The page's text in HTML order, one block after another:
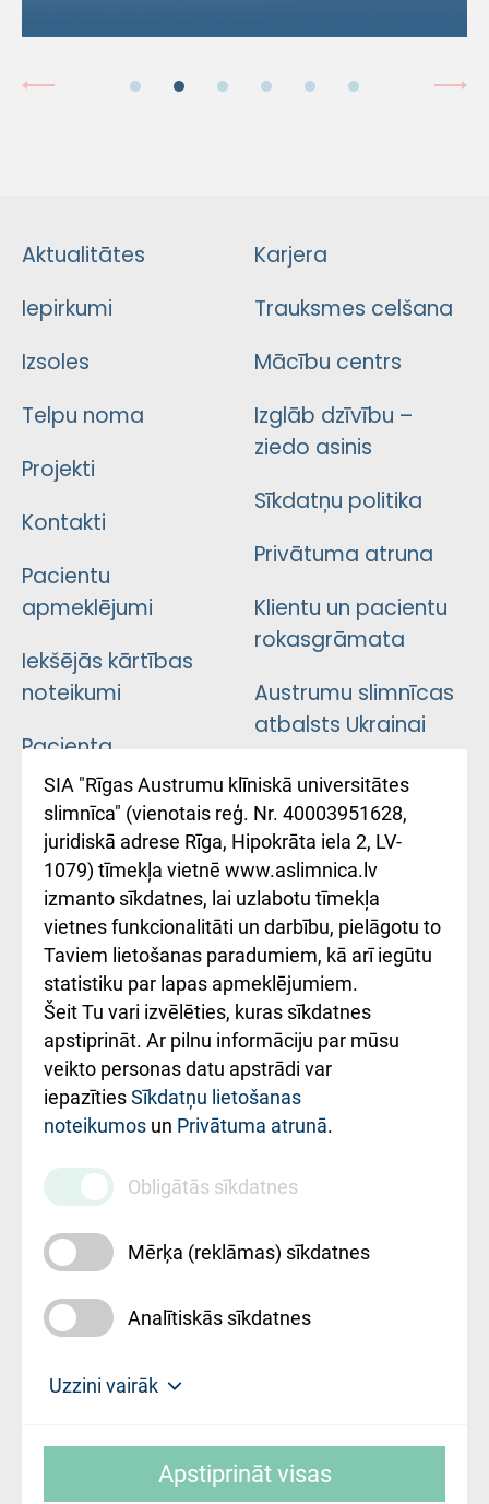
Aktualitātes
Iepirkumi
Izsoles
Telpu noma
Projekti
Kontakti
Pacientu
apmeklējumi
Iekšējās kārtības
noteikumi
Pacienta
atsauksmju/sūdzību
iesniegšanas
kārtība
Kā pie mums nokļūt
Rēķinu apmaksas
ceļvedis
Rekvizīti un
ārstniecības
iestādes kods
010000234
Maksas
pakalpojumu
cenrādis
Karjera
Trauksmes celšana
Mācību centrs
Izglāb dzīvību –
ziedo asinis
Sīkdatņu politika
Privātuma atruna
Klientu un pacientu
rokasgrāmata
Austrumu slimnīcas
atbalsts Ukrainai
Підтримка Східної
лікарні та співпраця з
Україною
SIA "Rīgas Austrumu klīniskā universitātes
slimnīca" (vienotais reģ. Nr. 40003951628,
juridiskā adrese Rīga, Hipokrāta iela 2, LV-
1079) tīmekļa vietnē www.aslimnica.lv
izmanto sīkdatnes, lai uzlabotu tīmekļa
vietnes funkcionalitāti un darbību, pielāgotu to
Taviem lietošanas paradumiem, kā arī iegūtu
statistiku par lapas apmeklējumiem.
Šeit Tu vari izvēlēties, kuras sīkdatnes
apstiprināt. Ar pilnu informāciju par mūsu
veikto personas datu apstrādi var
iepazītiesSīkdatņu lietošanas
noteikumos un Privātuma atrunā.
Obligātās sīkdatnes
Mērķa (reklāmas) sīkdatnes
Analītiskās sīkdatnes
Uzzini vairāk
slimnīca, turpmāk – Pārzinis, sīkdatņu
Apstiprināt visas